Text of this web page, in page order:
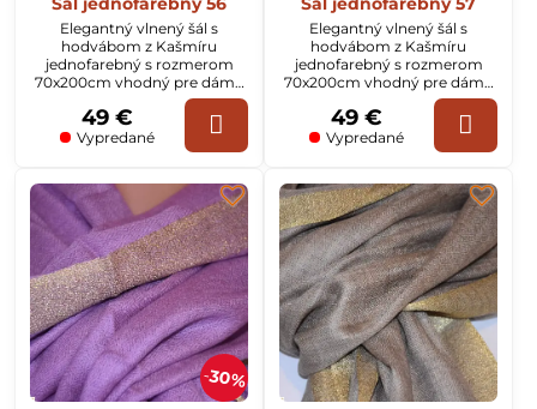
Elegantný vlnený šál s
hodvábom z Kašmíru
jednofarebný s rozmerom
70x200cm vhodný pre dámy
aj pánov. Na šále sú okraje
tkané v zlatej farbe.
Vypredané
49 €
Elegantný vlnený šál s
hodvábom z Kašmíru
jednofarebný s rozmerom
70x200cm vhodný pre dámy
aj pánov. Na šále sú okraje
tkané v zlatej farbe.
Vypredané
49 €
30%